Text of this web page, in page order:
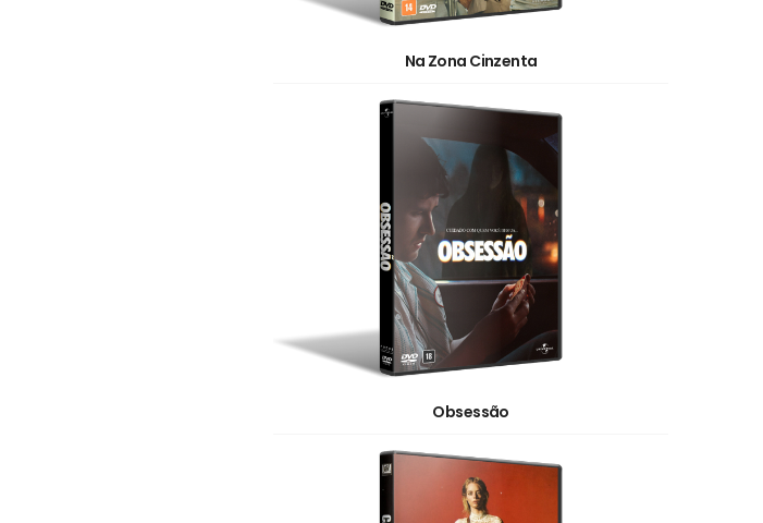
Na Zona Cinzenta
Obsessão